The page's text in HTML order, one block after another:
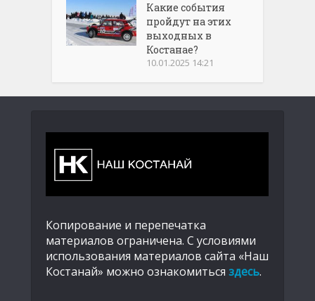
Какие события
пройдут на этих
выходных в
Костанае?
10.01.2025 14:21
Копирование и перепечатка
материалов ограничена. С условиями
использования материалов сайта «Наш
Костанай» можно ознакомиться здесь.